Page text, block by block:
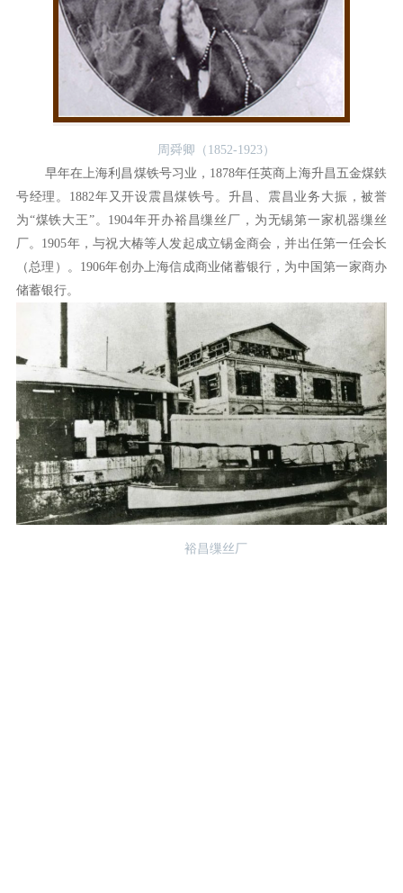
周舜卿（1852-1923）
早年在上海利昌煤铁号习业，1878年任英商上海升昌五金煤鉄
号经理。1882年又开设震昌煤铁号。升昌、震昌业务大振，被誉
为“煤铁大王”。1904年开办裕昌缫丝厂，为无锡第一家机器缫丝
厂。1905年，与祝大椿等人发起成立锡金商会，并出任第一任会长
（总理）。1906年创办上海信成商业储蓄银行，为中国第一家商办
储蓄银行。
裕昌缫丝厂